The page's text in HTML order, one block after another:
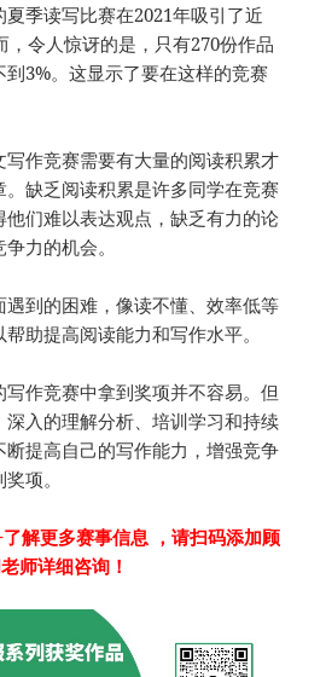
季读写比赛在2021年吸引了近
，令人惊讶的是，只有270份作品
3%。这显示了要在这样的竞赛
作竞赛需要有大量的阅读积累才
缺乏阅读积累是许多同学在竞赛
们难以表达观点，缺乏有力的论
力的机会。
到的困难，像读不懂、效率低等
助提高阅读能力和写作水平。
作竞赛中拿到奖项并不容易。但
入的理解分析、培训学习和持续
提高自己的写作能力，增强竞争
项。
解更多赛事信息 ，请扫码添加顾
师详细咨询！